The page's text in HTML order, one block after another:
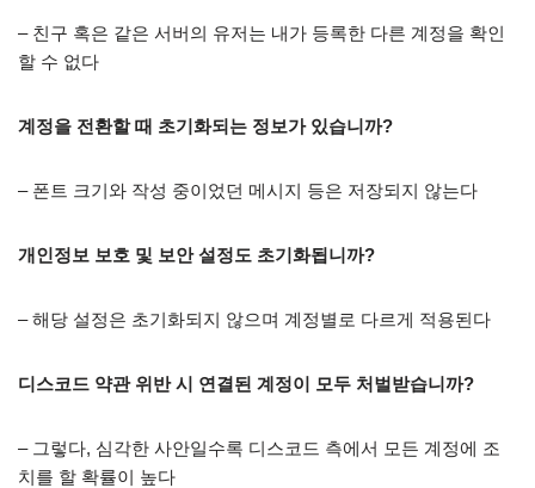
– 친구 혹은 같은 서버의 유저는 내가 등록한 다른 계정을 확인
할 수 없다
계정을 전환할 때 초기화되는 정보가 있습니까?
– 폰트 크기와 작성 중이었던 메시지 등은 저장되지 않는다
개인정보 보호 및 보안 설정도 초기화됩니까?
– 해당 설정은 초기화되지 않으며 계정별로 다르게 적용된다
디스코드 약관 위반 시 연결된 계정이 모두 처벌받습니까?
– 그렇다, 심각한 사안일수록 디스코드 측에서 모든 계정에 조
치를 할 확률이 높다